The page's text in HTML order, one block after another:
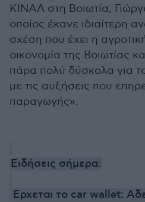
ΚΙΝΑΛ στη Βοιωτία,
οποίος έκανε ιδιαίτερη
σχέση που έχει η
οικονομία της Βοιωτίας
πάρα πολύ δύσκολα για
με τις αυξήσεις που
παραγωγής».
Ειδήσεις σήμερα:
Eρχεται το car wallet: